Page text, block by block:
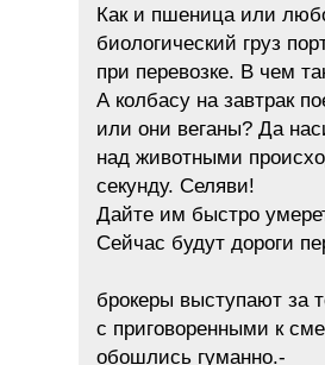
Как и пшеница или
биологический груз
при перевозке. В чем
А колбасу на завтрак
или они веганы? Да
над животными
секунду. Селяви!
Дайте им быстро
Сейчас будут дороги
брокеры выступают за
с приговоренными к
обошлись гуманно.-